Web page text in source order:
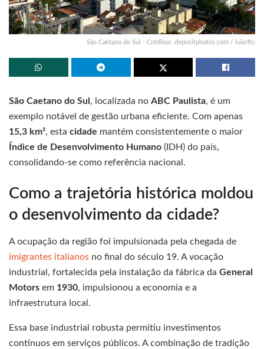
São Caetano do Sul - Créditos: depositphotos.com / luisrftc
São Caetano do Sul , localizada no ABC Paulista, é um
exemplo notável de gestão urbana eficiente. Com apenas
15,3 km², esta cidade mantém consistentemente o maior
Índice de Desenvolvimento Humano (IDH) do país,
consolidando-se como referência nacional.
Como a trajetória histórica moldou
o desenvolvimento da cidade?
A ocupação da região foi impulsionada pela chegada de
imigrantes italianos no final do século 19. A vocação
industrial, fortalecida pela instalação da fábrica da General
Motors em 1930, impulsionou a economia e a
infraestrutura local.
Essa base industrial robusta permitiu investimentos
contínuos em serviços públicos. A combinação de tradição